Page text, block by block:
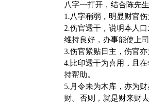
八字一打开，结合陈先
1.八字稍弱，明显财官
2.伤官透干，说明本人
维持良好，办事能使上
3.伤官紧贴日主，伤官
4.比印透干为喜用，且
持帮助。
5.月令未为木库，亦为
财。否则，就是财来财